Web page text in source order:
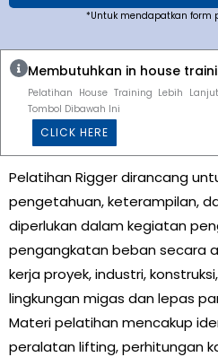
*Untuk mendapatkan form
Membutuhkan in house
Pelatihan House Training Lebih
Tombol Dibawah Ini
CLICK HERE
Pelatihan Rigger dirancang
pengetahuan, keterampilan,
diperlukan dalam kegiatan
pengangkatan beban secara
kerja proyek, industri,
lingkungan migas dan lepas
Materi pelatihan mencakup
peralatan lifting, perhitungan